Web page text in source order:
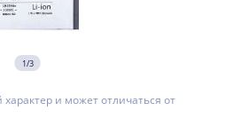
1/3
и может отличаться от